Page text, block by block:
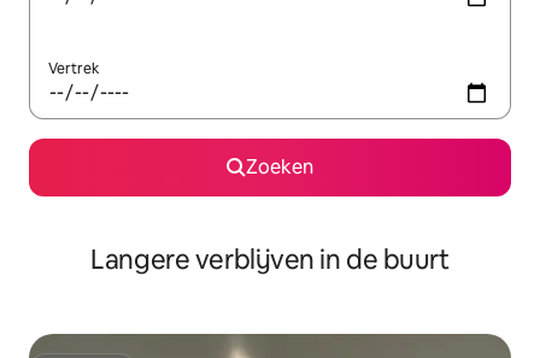
Vertrek
Zoeken
Langere verblijven in de buurt